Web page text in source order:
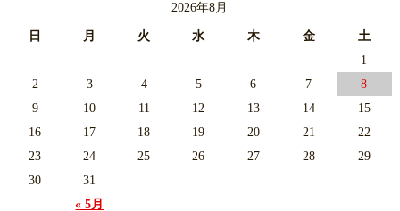
2026年8月
日 月 火 水 木 金 土
« 5月
1
2
3 4 5 6 7
8
9
10 11 12 13 14
15
16
17 18 19 20 21
22
23
24 25 26 27 28
29
30
31